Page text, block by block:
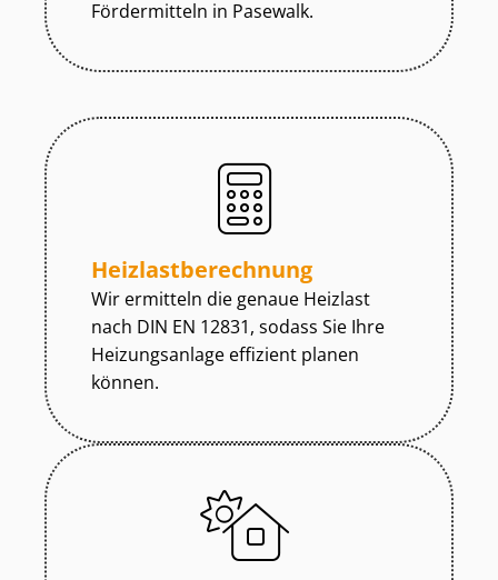
Fördermitteln in Pasewalk.
Heiz­last­be­rech­nung
Wir ermitteln die genaue Heizlast
nach DIN EN 12831, sodass Sie Ihre
Heizungsanlage effizient planen
können.